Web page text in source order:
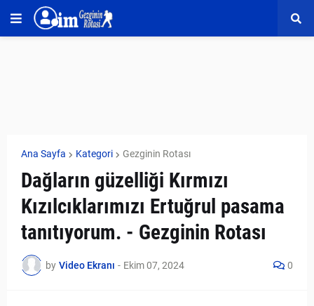
Ana Sayfa Kategori Gezginin Rotası
Dağların güzelliği Kırmızı
Kızılcıklarımızı Ertuğrul pasama
tanıtıyorum. - Gezginin Rotası
by Video Ekranı - Ekim 07, 2024 0